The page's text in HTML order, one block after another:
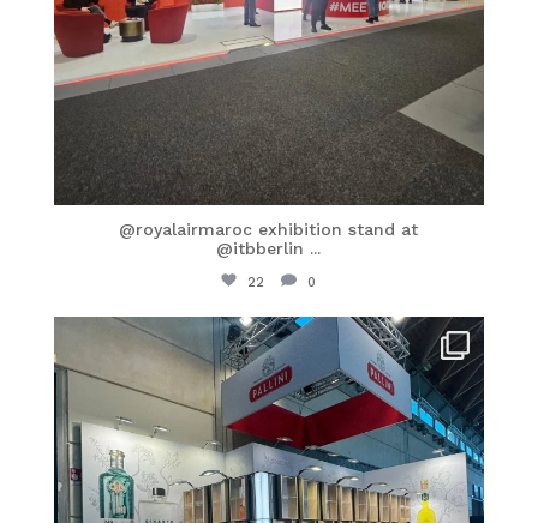
@royalairmaroc exhibition stand at
@itbberlin ...
22 0
itaprosrl
Feb 27